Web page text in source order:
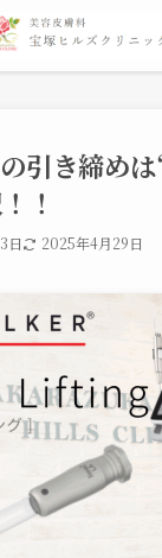
引き締めは
！
日 2025年4月29日